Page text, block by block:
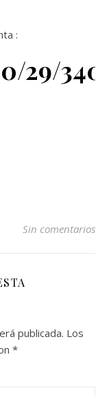
:
29/
Sin comentarios
publicada. Los
*